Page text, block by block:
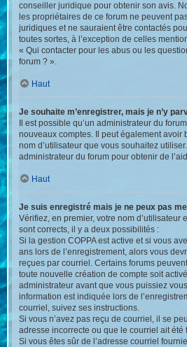
conseiller juridique pour obtenir son avis.
les propriétaires de ce forum ne peuvent
juridiques et ne sauraient être contactés
toutes sortes, à l’exception de celles
« Qui contacter pour les abus ou les
forum ? ».
Haut
Je souhaite m’enregistrer, mais je n’y
Il est possible qu’un administrateur du
nouveaux comptes. Il peut également avoir
nom d’utilisateur que vous souhaitez
administrateur du forum pour obtenir de
Haut
Je suis enregistré mais je ne peux pas
Vérifiez, en premier, votre nom d’utilisateur
sont corrects, il y a deux possibilités :
Si la gestion COPPA est active et si vous
ans lors de l’enregistrement, alors vous
reçues par courriel. Certains forums
toute nouvelle création de compte soit
administrateur avant que vous puissiez
information est indiquée lors de
courriel, suivez ses instructions.
Si vous n’avez pas reçu de courriel, il se
adresse incorrecte ou que le courriel ait été
Si vous êtes sûr de l’adresse courriel